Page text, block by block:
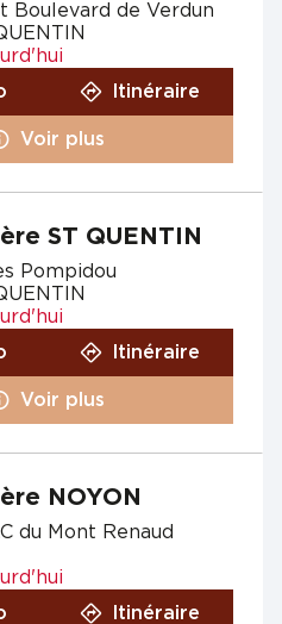
Boulevard de Verdun
Itinéraire
Voir plus
ST QUENTIN
Pompidou
Itinéraire
Voir plus
NOYON
du Mont Renaud
Itinéraire